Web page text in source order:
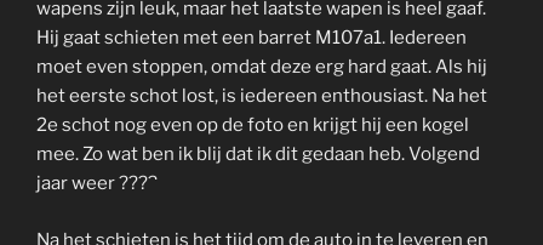
wapens zijn leuk, maar het laatste wapen is heel gaaf.
Hij gaat schieten met een barret M107a1. Iedereen
moet even stoppen, omdat deze erg hard gaat. Als hij
het eerste schot lost, is iedereen enthousiast. Na het
2e schot nog even op de foto en krijgt hij een kogel
mee. Zo wat ben ik blij dat ik dit gedaan heb. Volgend
jaar weer ????
Na het schieten is het tijd om de auto in te leveren en